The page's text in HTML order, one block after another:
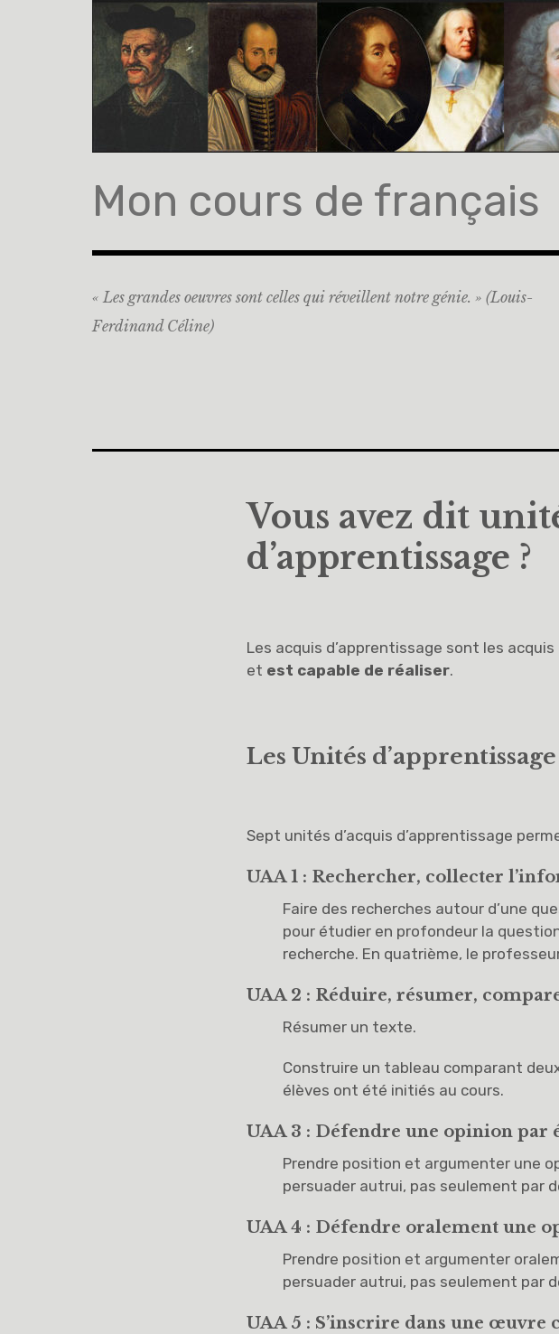
Mon cours de français
« Les grandes oeuvres sont celles qui réveillent notre génie. » (Louis-
Ferdinand Céline)
Vous avez dit
d’apprentissage ?
Les acquis d’apprentissage sont les acquis
et est capable de réaliser.
Les Unités
Sept unités d’acquis d’apprentissage
UAA 1 : Rechercher, collecter
Faire des recherches autour d’une
pour étudier en profondeur la
recherche. En quatrième, le
UAA 2 : Réduire, résumer,
Résumer un texte.
Construire un tableau comparant
élèves ont été initiés au cours.
UAA 3 : Défendre une opinion par
Prendre position et argumenter une
persuader autrui, pas seulement par
UAA 4 : Défendre oralement une
Prendre position et argumenter
persuader autrui, pas seulement par
UAA 5 : S’inscrire dans une œuvre